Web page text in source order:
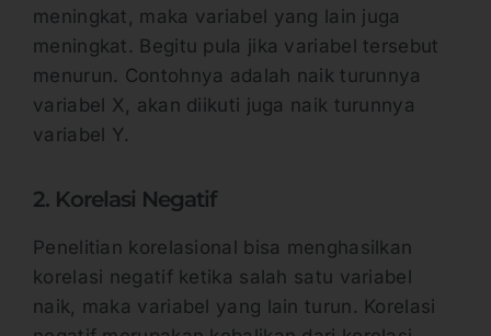
meningkat, maka variabel yang lain juga
meningkat. Begitu pula jika variabel tersebut
menurun. Contohnya adalah naik turunnya
variabel X, akan diikuti juga naik turunnya
variabel Y.
2. Korelasi Negatif
Penelitian korelasional bisa menghasilkan
korelasi negatif ketika salah satu variabel
naik, maka variabel yang lain turun. Korelasi